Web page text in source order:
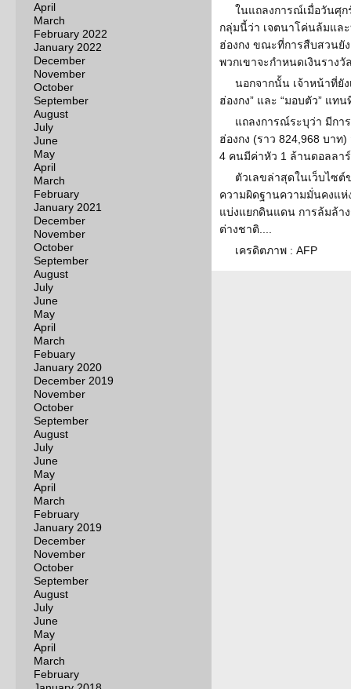
April
March
February 2022
January 2022
December
November
October
September
August
July
June
May
April
March
February
January 2021
December
November
October
September
August
July
June
May
April
March
Febuary
January 2020
December 2019
November
October
September
August
July
June
May
April
March
February
January 2019
December
November
October
September
August
July
June
May
April
March
February
ในแถลงการณ์เมื่อวันศุก
กลุ่มนี้ว่า เจตนาโค่นล้มแล
ฮ่องกง ขณะที่การสืบสวนยั
พวกเขาจะกำหนดเงินราง
นอกจากนั้น เจ้าหน้าที่ยัง
ฮ่องกง” และ “มอบตัว” แท
แถลงการณ์ระบุว่า มีกา
ฮ่องกง (ราว 824,968 บา
4 คนมีค่าหัว 1 ล้านดอลลา
ตัวเลขล่าสุดในเว็บไซต์
ความผิดฐานความมั่นคงแ
แบ่งแยกดินแดน การล้มล้า
ต่างชาติ....
เครดิตภาพ : AFP